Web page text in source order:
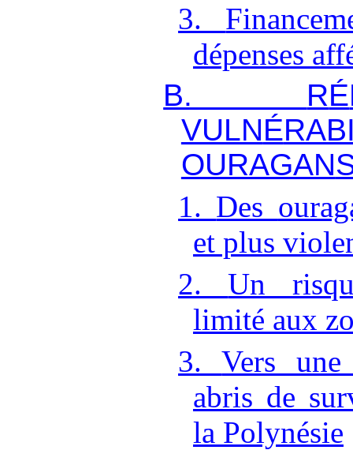
3.
dépenses
B. RÉ
VULNÉ
OURAGAN
1. Des
et plus
2.Un
limité aux
3.Vers une
abris de
la Polynésie